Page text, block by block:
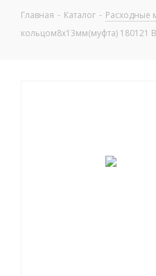
Главная - Каталог - Расходные
кольцом8х13мм(муфта) 180121 B